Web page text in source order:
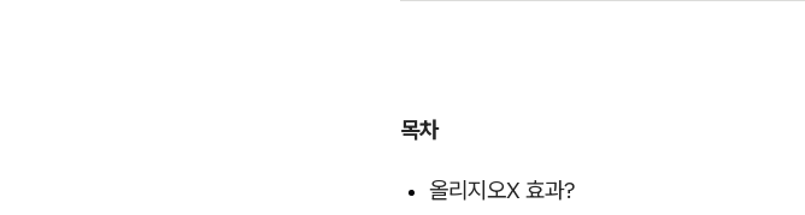
목차
올리지오X 효과?